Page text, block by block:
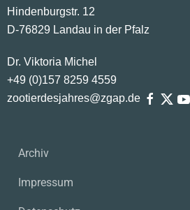
Hindenburgstr. 12
D-76829 Landau in der Pfalz
Dr. Viktoria Michel
+49 (0)157 8259 4559
zootierdesjahres@zgap.de
Archiv
Impressum